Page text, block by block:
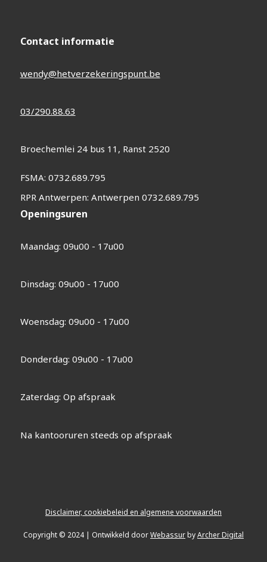
Contact informatie
wendy@hetverzekeringspunt.be
03/290.88.63
Broechemlei 24 bus 11, Ranst 2520
FSMA: 0732.689.795
RPR Antwerpen: Antwerpen 0732.689.795
Openingsuren
Maandag: 09u00 - 17u00
Dinsdag: 09u00 - 17u00
Woensdag: 09u00 - 17u00
Donderdag: 09u00 - 17u00
Zaterdag: Op afspraak
Na kantooruren steeds op afspraak
Disclaimer, cookiebeleid en algemene voorwaarden
Copyright © 2024 | Ontwikkeld doorWebassurbyArcher Digital